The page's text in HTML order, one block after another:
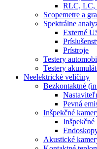
RLC, LC,
Scopemetre a
Spektrálne
Externé
Prístroje
Testery
Testery
Neelektrické veličiny
Bezkontaktné
Pevná
Inšpekčné
Inšpekčné
Akustické